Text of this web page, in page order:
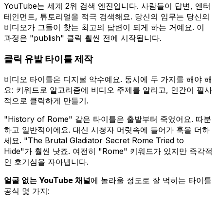
YouTube는 세계 2위 검색 엔진입니다. 사람들이 답변, 엔터
테인먼트, 튜토리얼을 적극 검색해요. 당신의 임무는 당신의
비디오가 그들이 찾는 최고의 답변이 되게 하는 거예요. 이
과정은 "publish" 클릭 훨씬 전에 시작됩니다.
클릭 유발 타이틀 제작
비디오 타이틀은 디지털 악수예요. 동시에 두 가지를 해야 해
요: 키워드로 알고리즘에 비디오 주제를 알리고, 인간이 필사
적으로 클릭하게 만들기.
"History of Rome" 같은 타이틀은 출발부터 죽었어요. 따분
하고 일반적이에요. 대신 시청자 머릿속에 들어가 훅을 더하
세요. "The Brutal Gladiator Secret Rome Tried to
Hide"가 훨씬 낫죠. 여전히 "Rome" 키워드가 있지만 즉각적
인 호기심을 자아냅니다.
얼굴 없는 YouTube 채널에 놀라울 정도로 잘 먹히는 타이틀
공식 몇 가지: